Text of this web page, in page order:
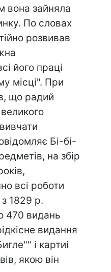
вона зайняла
По словах
розвивав
його праці
місці". При
що радий
Бі-бі-
на збір
всі роботи
з 1829 р.
470 видань
видання
і картиі
якою він